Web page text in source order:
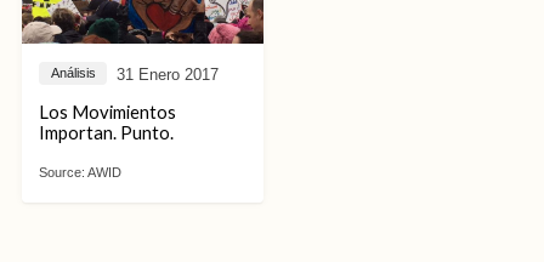
Análisis 31 Enero 2017
Los Movimientos
Importan. Punto.
Source: AWID